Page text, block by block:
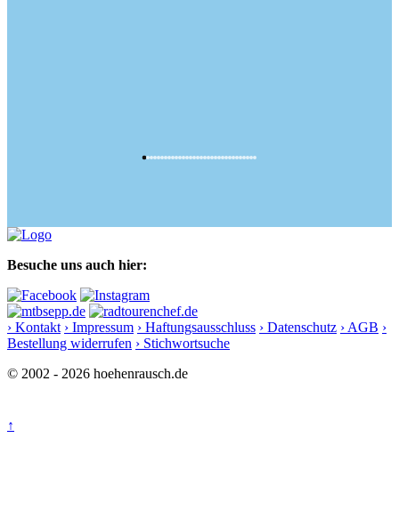
Besuche uns auch hier:
› Kontakt › Impressum › Haftungsausschluss › Datenschutz › AGB ›
Bestellung widerrufen › Stichwortsuche
© 2002 - 2026 hoehenrausch.de
↑